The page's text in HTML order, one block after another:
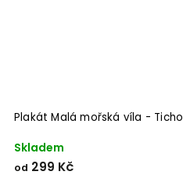
Plakát Malá mořská víla - Ticho
Skladem
od 299 Kč